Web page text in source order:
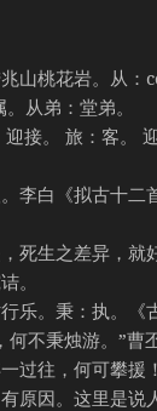
山桃花岩。从：
从弟：堂弟。
接。 旅：客。
李白《拟古十二
死生之差异，就
。
乐。秉：执。《
何不秉烛游。”曹
过往，何可攀援
原因。这里是说